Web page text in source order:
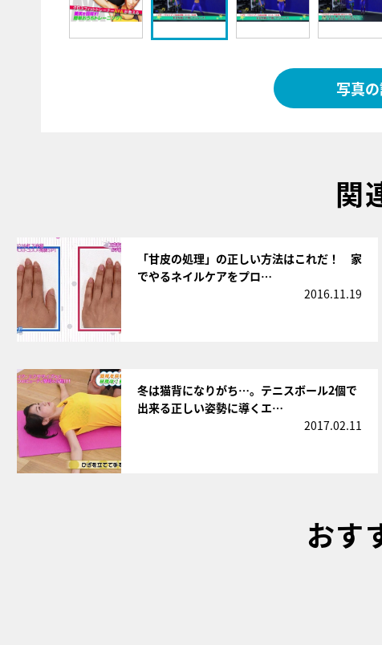
写真
関
「甘皮の処理」の正しい方法はこれだ！ 家
でやるネイルケアをプロ…
2016.11.19
冬は猫背になりがち…。テニスボール2個で
出来る正しい姿勢に導くエ…
2017.02.11
おす